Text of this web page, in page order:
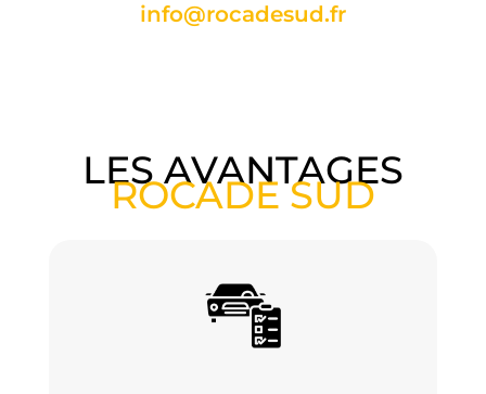
info@rocadesud.fr
LES AVANTAGES
ROCADE SUD